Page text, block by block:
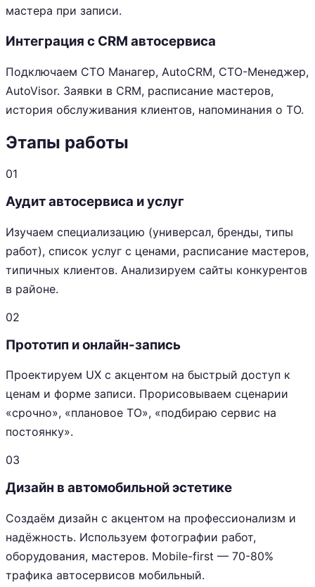
мастера при записи.
Интеграция с CRM автосервиса
Подключаем СТО Манагер, AutoCRM, СТО-Менеджер,
AutoVisor. Заявки в CRM, расписание мастеров,
история обслуживания клиентов, напоминания о ТО.
Этапы работы
01
Аудит автосервиса и услуг
Изучаем специализацию (универсал, бренды, типы
работ), список услуг с ценами, расписание мастеров,
типичных клиентов. Анализируем сайты конкурентов
в районе.
02
Прототип и онлайн-запись
Проектируем UX с акцентом на быстрый доступ к
ценам и форме записи. Прорисовываем сценарии
«срочно», «плановое ТО», «подбираю сервис на
постоянку».
03
Дизайн в автомобильной эстетике
Создаём дизайн с акцентом на профессионализм и
надёжность. Используем фотографии работ,
оборудования, мастеров. Mobile-first — 70-80%
трафика автосервисов мобильный.